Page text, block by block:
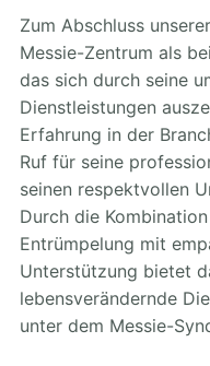
Zum Abschluss
Messie-Zentrum als
das sich durch seine
Dienstleistungen
Erfahrung in der
Ruf für seine
seinen respektvollen
Durch die
Entrümpelung mit
Unterstützung bietet
lebensverändernde
unter dem Messie-